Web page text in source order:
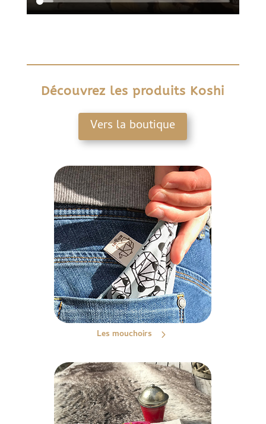
Découvrez les produits Koshi
Vers la boutique
Les mouchoirs